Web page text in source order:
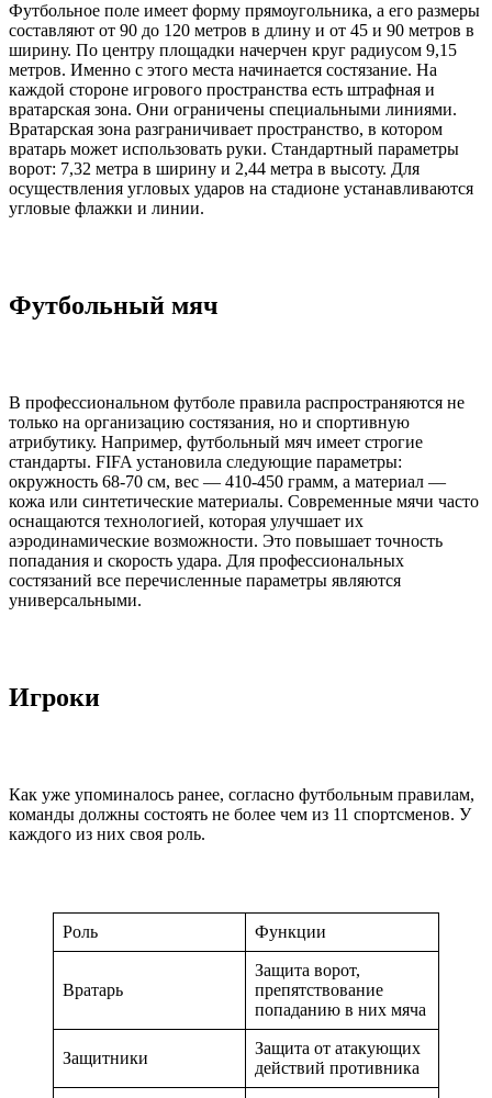
Футбольное поле имеет форму прямоугольника, а его размеры
составляют от 90 до 120 метров в длину и от 45 и 90 метров в
ширину. По центру площадки начерчен круг радиусом 9,15
метров. Именно с этого места начинается состязание. На
каждой стороне игрового пространства есть штрафная и
вратарская зона. Они ограничены специальными линиями.
Вратарская зона разграничивает пространство, в котором
вратарь может использовать руки. Стандартный параметры
ворот: 7,32 метра в ширину и 2,44 метра в высоту. Для
осуществления угловых ударов на стадионе устанавливаются
угловые флажки и линии.
Футбольный мяч
В профессиональном футболе правила распространяются не
только на организацию состязания, но и спортивную
атрибутику. Например, футбольный мяч имеет строгие
стандарты. FIFA установила следующие параметры:
окружность 68-70 см, вес — 410-450 грамм, а материал —
кожа или синтетические материалы. Современные мячи часто
оснащаются технологией, которая улучшает их
аэродинамические возможности. Это повышает точность
попадания и скорость удара. Для профессиональных
состязаний все перечисленные параметры являются
универсальными.
Игроки
Как уже упоминалось ранее, согласно футбольным правилам,
команды должны состоять не более чем из 11 спортсменов. У
каждого из них своя роль.
Роль Функции
Вратарь
Защита ворот,
препятствование
попаданию в них мяча
Защитники
Защита от атакующих
действий противника